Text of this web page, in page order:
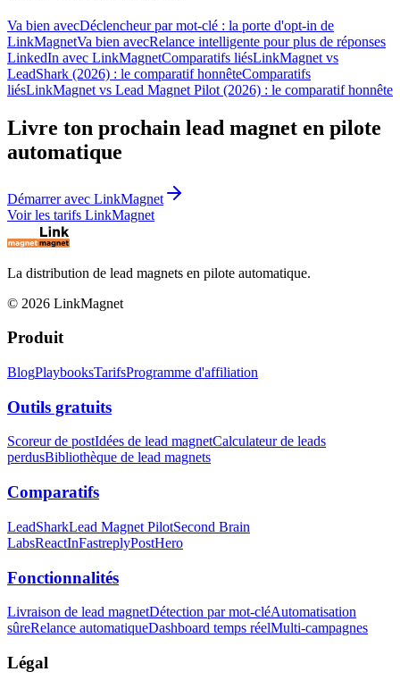
Va bien avecDéclencheur par mot-clé : la porte d'opt-in de
LinkMagnetVa bien avecRelance intelligente pour plus de réponses
LinkedIn avec LinkMagnetComparatifs liésLinkMagnet vs
LeadShark (2026) : le comparatif honnêteComparatifs
liésLinkMagnet vs Lead Magnet Pilot (2026) : le comparatif honnête
Livre ton prochain lead magnet en pilote
automatique
Démarrer avec LinkMagnet
Voir les tarifs LinkMagnet
La distribution de lead magnets en pilote automatique.
© 2026 LinkMagnet
Produit
BlogPlaybooksTarifsProgramme d'affiliation
Outils gratuits
Scoreur de postIdées de lead magnetCalculateur de leads
perdusBibliothèque de lead magnets
Comparatifs
LeadSharkLead Magnet PilotSecond Brain
LabsReactInFastreplyPostHero
Fonctionnalités
Livraison de lead magnetDétection par mot-cléAutomatisation
sûreRelance automatiqueDashboard temps réelMulti-campagnes
Légal